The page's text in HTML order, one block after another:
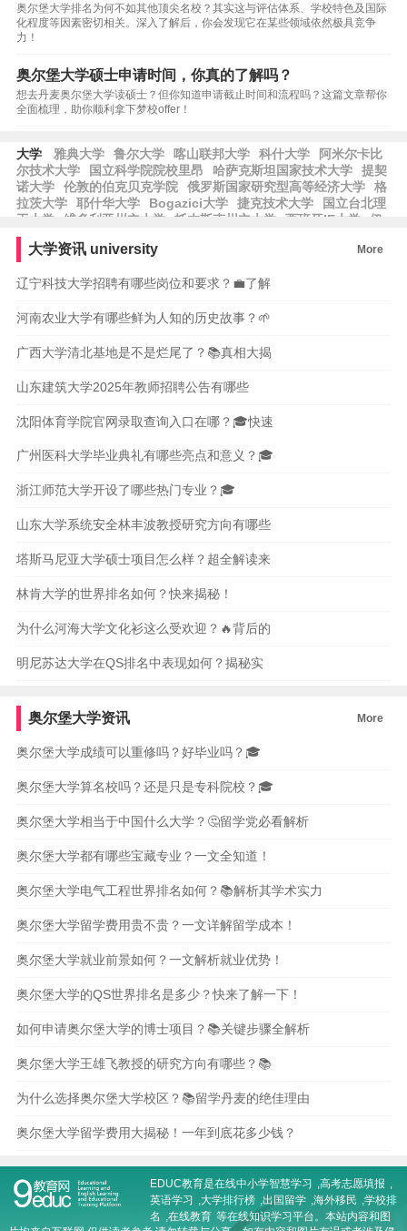
奥尔堡大学排名为何不如其他顶尖名校？其实这与评估体系、学校特色及国际
化程度等因素密切相关。深入了解后，你会发现它在某些领域依然极具竞争
力！
奥尔堡大学硕士申请时间，你真的了解吗？
想去丹麦奥尔堡大学读硕士？但你知道申请截止时间和流程吗？这篇文章帮你
全面梳理，助你顺利拿下梦校offer！
大学 雅典大学 鲁尔大学 喀山联邦大学 科什大学
阿米尔卡比
尔技术大学
国立科学院院校里昂 哈萨克斯坦国家技术大学
提契
诺大学
伦敦的伯克贝克学院 俄罗斯国家研究型高等经济大学
格
拉茨大学
耶什华大学 Bogazici大学 捷克技术大学
国立台北理
工大学
维多利亚州立大学 托木斯克州立大学 西班牙IE大学
伊
朗科学技术大学
天主教圣心大学
台湾师范大学
智利圣地亚
技大学
大学资讯 university More
辽宁科技大学招聘有哪些岗位和要求？💼了解
河南农业大学有哪些鲜为人知的历史故事？🌱
广西大学清北基地是不是烂尾了？📚真相大揭
山东建筑大学2025年教师招聘公告有哪些
沈阳体育学院官网录取查询入口在哪？🎓快速
广州医科大学毕业典礼有哪些亮点和意义？🎓
浙江师范大学开设了哪些热门专业？🎓
山东大学系统安全林丰波教授研究方向有哪些
塔斯马尼亚大学硕士项目怎么样？超全解读来
林肯大学的世界排名如何？快来揭秘！
为什么河海大学文化衫这么受欢迎？🔥背后的
明尼苏达大学在QS排名中表现如何？揭秘实
奥尔堡大学资讯 More
奥尔堡大学成绩可以重修吗？好毕业吗？🎓
奥尔堡大学算名校吗？还是只是专科院校？🎓
奥尔堡大学相当于中国什么大学？🤔留学党必看解析
奥尔堡大学都有哪些宝藏专业？一文全知道！
奥尔堡大学电气工程世界排名如何？📚解析其学术实力
奥尔堡大学留学费用贵不贵？一文详解留学成本！
奥尔堡大学就业前景如何？一文解析就业优势！
奥尔堡大学的QS世界排名是多少？快来了解一下！
如何申请奥尔堡大学的博士项目？📚关键步骤全解析
奥尔堡大学王雄飞教授的研究方向有哪些？📚
为什么选择奥尔堡大学校区？📚留学丹麦的绝佳理由
奥尔堡大学留学费用大揭秘！一年到底花多少钱？
EDUC教育是在线中小学智慧学习 ,高考志愿填报 ,
英语学习
,大学排行榜 ,出国留学 ,海外移民 ,学校排
名 ,在线教育 等在线知识学习平台。本站内容和图